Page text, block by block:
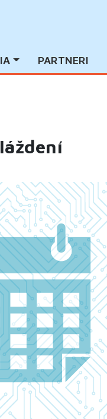
PARTNERI